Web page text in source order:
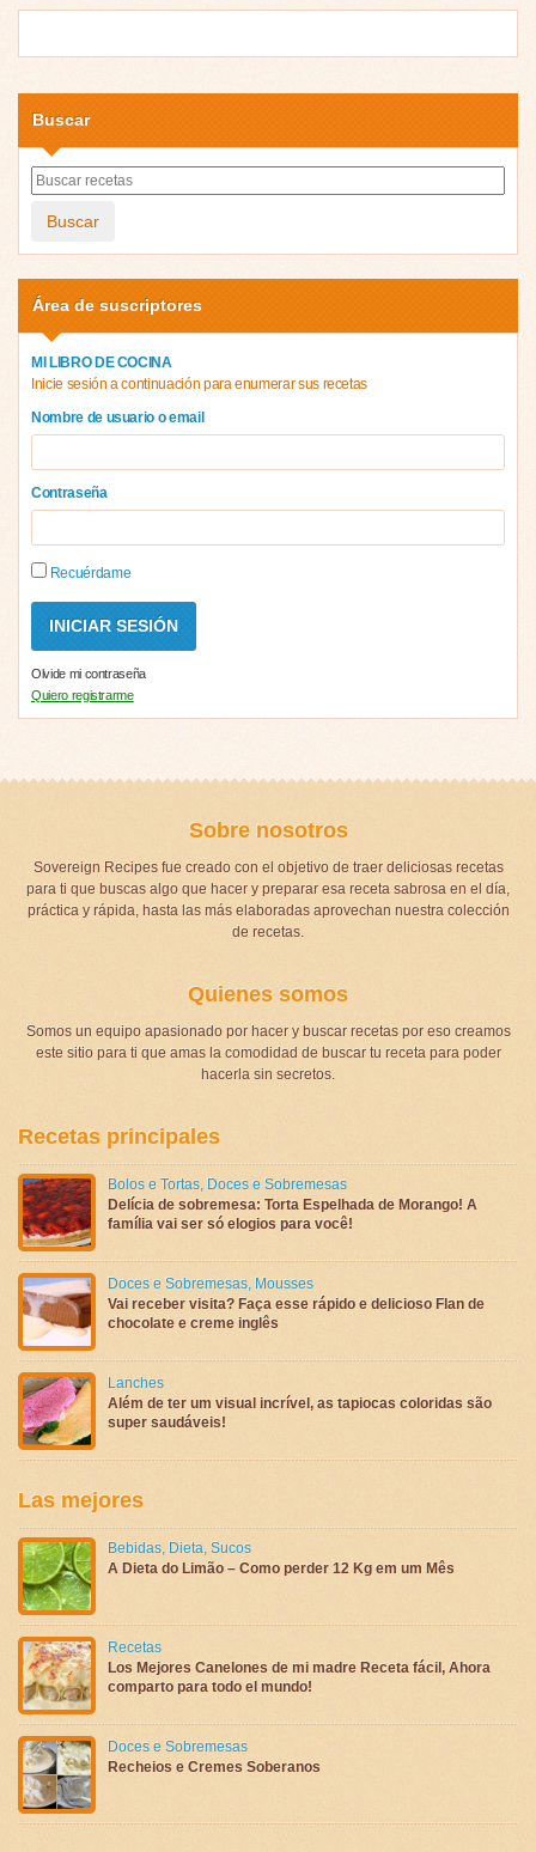
Buscar
Buscar
Área de suscriptores
MI LIBRO DE COCINA
Inicie sesión a continuación para enumerar sus recetas
Nombre de usuario o email
Contraseña
Recuérdame
Olvide mi contraseña
Quiero registrarme
Sobre nosotros
Sovereign Recipes fue creado con el objetivo de traer deliciosas recetas
para ti que buscas algo que hacer y preparar esa receta sabrosa en el día,
práctica y rápida, hasta las más elaboradas aprovechan nuestra colección
de recetas.
Quienes somos
Somos un equipo apasionado por hacer y buscar recetas por eso creamos
este sitio para ti que amas la comodidad de buscar tu receta para poder
hacerla sin secretos.
Recetas principales
Bolos e Tortas, Doces e Sobremesas
Delícia de sobremesa: Torta Espelhada de Morango! A
família vai ser só elogios para você!
Doces e Sobremesas, Mousses
Vai receber visita? Faça esse rápido e delicioso Flan de
chocolate e creme inglês
Lanches
Além de ter um visual incrível, as tapiocas coloridas são
super saudáveis!
Las mejores
Bebidas, Dieta, Sucos
A Dieta do Limão – Como perder 12 Kg em um Mês
Recetas
Los Mejores Canelones de mi madre Receta fácil, Ahora
comparto para todo el mundo!
Doces e Sobremesas
Recheios e Cremes Soberanos